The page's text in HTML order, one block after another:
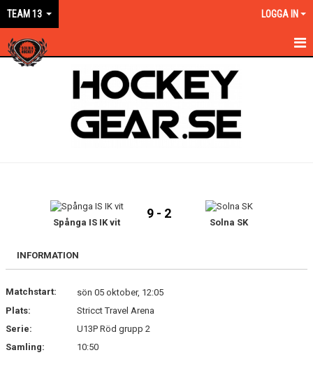
TEAM 13 LOGGA IN
BILDGALLERI
DOKUMENT
Spånga IS IK vit
9 - 2
Solna SK
INFORMATION
Matchstart:
sön 05 oktober, 12:05
Plats:
Stricct Travel Arena
Serie:
U13P Röd grupp 2
Samling:
10:50